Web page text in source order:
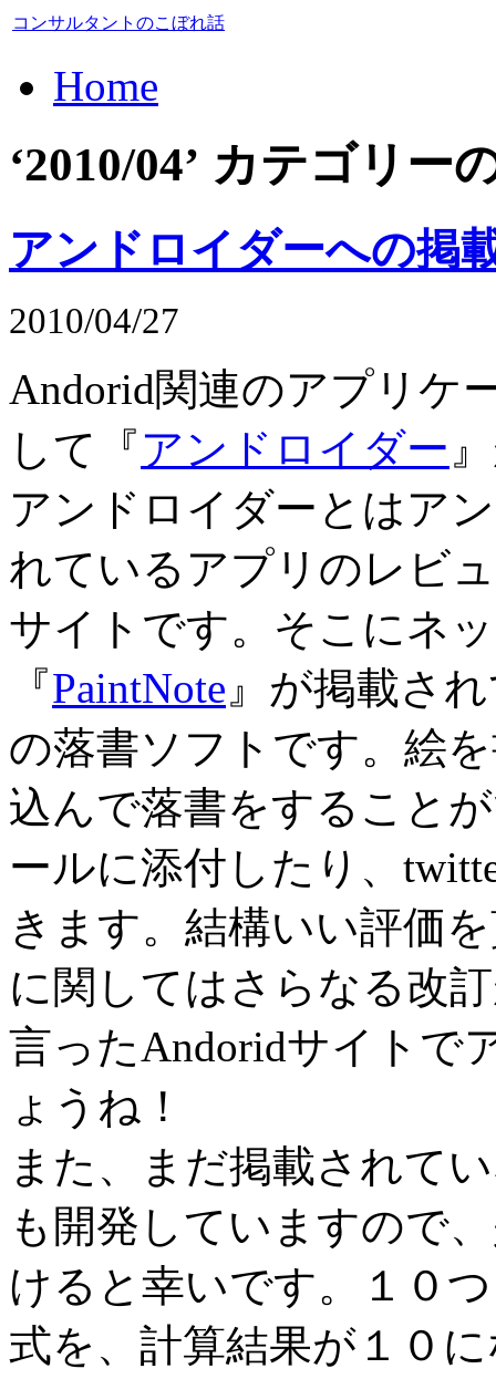
コンサルタントのこぼれ話
Home
‘2010/04’ カテゴリー
アンドロイダーへの掲
2010/04/27
Andorid関連のアプリケ
して『アンドロイダー
アンドロイダーとはア
れているアプリのレビ
サイトです。そこにネ
『PaintNote 』が掲載さ
の落書ソフトです。絵
込んで落書をすること
ールに添付したり、
きます。結構いい評価
に関してはさらなる改
言ったAndoridサイトで
ょうね！
また、まだ掲載されて
も開発していますので
けると幸いです。１０
式を、計算結果が１０